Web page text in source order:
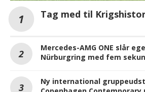
Tag med til
Mercedes-AMG ONE slår
Nürburgring med fem
Ny international